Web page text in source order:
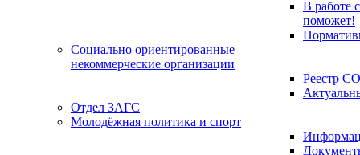
В работе
поможет!
Социально ориентированные
некоммерческие организации
Реестр
Отдел ЗАГС
Молодёжная политика и спорт